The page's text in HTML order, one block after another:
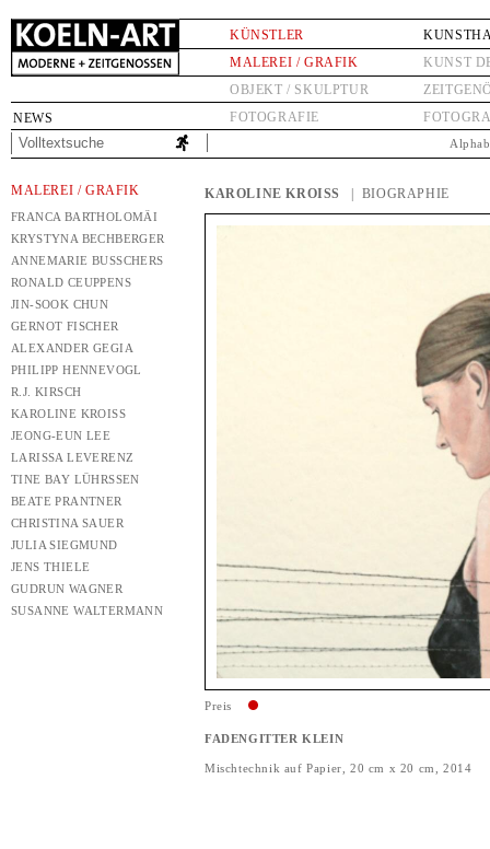
NEWS
KÜNSTLER
MALEREI / GRAFIK
OBJEKT / SKULPTUR
FOTOGRAFIE
KUNST
MALEREI / GRAFIK
FRANCA BARTHOLOMÄI
KRYSTYNA BECHBERGER
ANNEMARIE BUSSCHERS
RONALD CEUPPENS
JIN-SOOK CHUN
GERNOT FISCHER
ALEXANDER GEGIA
PHILIPP HENNEVOGL
R.J. KIRSCH
KAROLINE KROISS
JEONG-EUN LEE
LARISSA LEVERENZ
TINE BAY LÜHRSSEN
BEATE PRANTNER
CHRISTINA SAUER
JULIA SIEGMUND
JENS THIELE
GUDRUN WAGNER
SUSANNE WALTERMANN
KAROLINE KROISS | BIOGRAPHIE
Preis
FADENGITTER KLEIN
Mischtechnik auf Papier, 20 cm x 20 cm, 2014